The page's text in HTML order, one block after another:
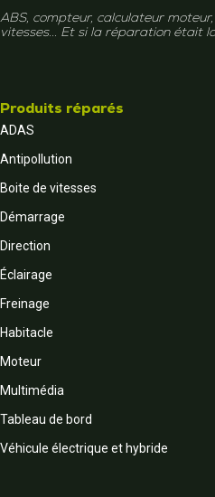
ABS, compteur, calculateur
vitesses... Et si la réparation était
Produits réparés
ADAS
Antipollution
Boite de vitesses
Démarrage
Direction
Éclairage
Freinage
Habitacle
Moteur
Multimédia
Tableau de bord
Véhicule électrique et hybride